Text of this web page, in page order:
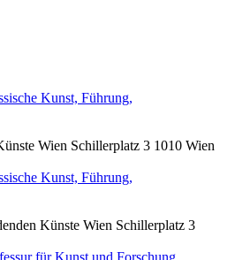
Kunst, Führung,
Wien Schillerplatz 3 1010 Wien
Kunst, Führung,
Künste Wien Schillerplatz 3
für Kunst und Forschung